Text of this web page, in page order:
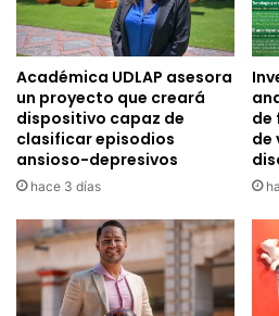
Académica UDLAP asesora
un proyecto que creará
dispositivo capaz de
clasificar episodios
ansioso-depresivos
hace 3 días
de
de